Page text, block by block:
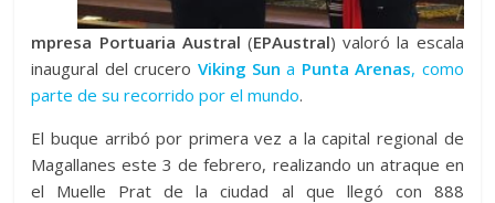
mpresa Portuaria Austral (EPAustral) valoró la escala
inaugural del crucero Viking Sun a Punta Arenas, como
parte de su recorrido por el mundo.
El buque arribó por primera vez a la capital regional de
Magallanes este 3 de febrero, realizando un atraque en
el Muelle Prat de la ciudad al que llegó con 888